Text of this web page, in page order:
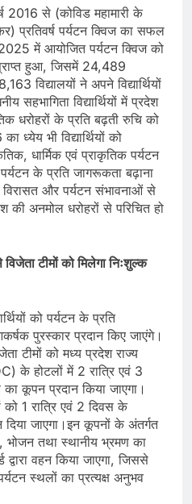
2016 से (कोविड महामारी के
प्रतिवर्ष पर्यटन क्विज का सफल
में आयोजित पर्यटन क्विज को
प्राप्त हुआ, जिसमें 24,489
विद्यालयों ने अपने विद्यार्थियों
सहभागिता विद्यार्थियों में प्रदेश
धरोहरों के प्रति बढ़ती रुचि को
ध्येय भी विद्यार्थियों को
धार्मिक एवं प्राकृतिक पर्यटन
के प्रति जागरूकता बढ़ाना
और पर्यटन संभावनाओं से
की अनमोल धरोहरों से परिचित हो
टीमों को मिलेगा निःशुल्क
को पर्यटन के प्रति
पुरस्कार प्रदान किए जाएंगे।
टीमों को मध्य प्रदेश राज्य
के होटलों में 2 रात्रि एवं 3
कूपन प्रदान किया जाएगा।
को 1 रात्रि एवं 2 दिवस के
जाएगा।इन कूपनों के अंतर्गत
भोजन तथा स्थानीय भ्रमण का
द्वारा वहन किया जाएगा, जिससे
स्थलों का प्रत्यक्ष अनुभव